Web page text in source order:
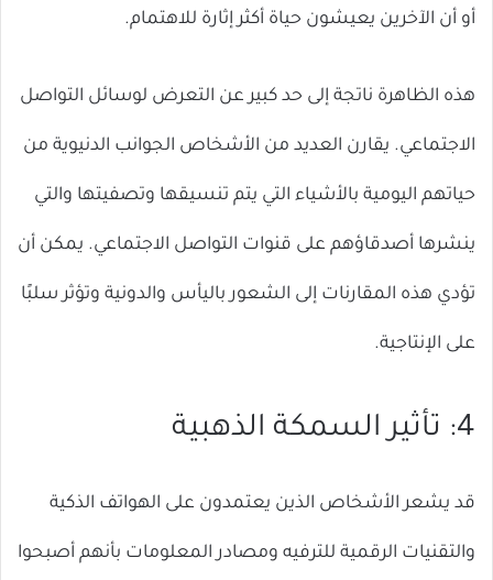
أو أن الآخرين يعيشون حياة أكثر إثارة للاهتمام.
هذه الظاهرة ناتجة إلى حد كبير عن التعرض لوسائل التواصل
الاجتماعي. يقارن العديد من الأشخاص الجوانب الدنيوية من
حياتهم اليومية بالأشياء التي يتم تنسيقها وتصفيتها والتي
ينشرها أصدقاؤهم على قنوات التواصل الاجتماعي. يمكن أن
تؤدي هذه المقارنات إلى الشعور باليأس والدونية وتؤثر سلبًا
على الإنتاجية.
4: تأثير السمكة الذهبية
قد يشعر الأشخاص الذين يعتمدون على الهواتف الذكية
والتقنيات الرقمية للترفيه ومصادر المعلومات بأنهم أصبحوا